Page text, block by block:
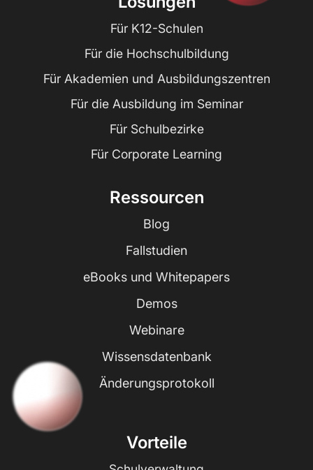
Für K12-Schulen
Für die Hochschulbildung
Für Akademien und Ausbildungszentren
Für die Ausbildung im Seminar
Für Schulbezirke
Für Corporate Learning
Ressourcen
Blog
Fallstudien
eBooks und Whitepapers
Demos
Webinare
Wissensdatenbank
Änderungsprotokoll
Vorteile